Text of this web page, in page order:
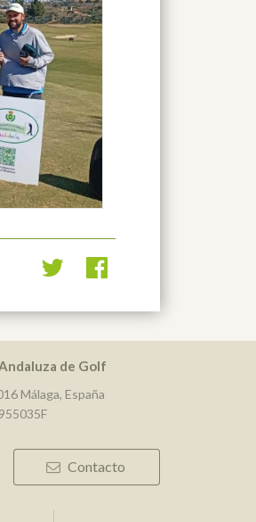
de Golf
Málaga, España
Contacto